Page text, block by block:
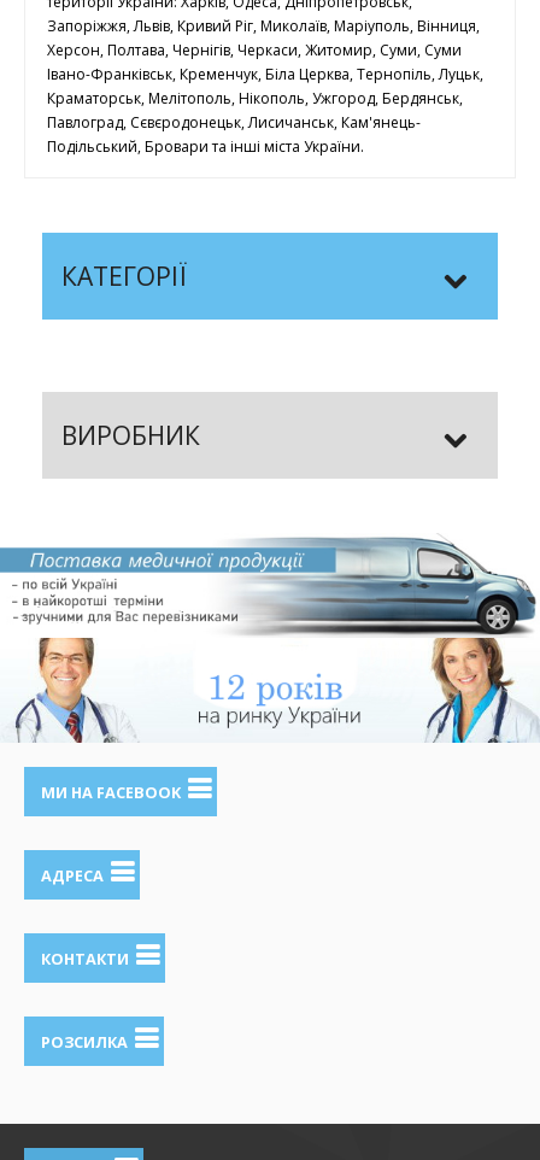
Запоріжжя, Львів, Кривий Ріг, Миколаїв, Маріуполь, Вінниця,
Херсон, Полтава, Чернігів, Черкаси, Житомир, Суми, Суми
Івано-Франківськ, Кременчук, Біла Церква, Тернопіль, Луцьк,
Краматорськ, Мелітополь, Нікополь, Ужгород, Бердянськ,
Павлоград, Сєвєродонецьк, Лисичанськ, Кам'янець-
Подільський, Бровари та інші міста України.
КАТЕГОРІЇ
ВИРОБНИК
МИ НА FACEBOOK
АДРЕСА
КОНТАКТИ
РОЗСИЛКА